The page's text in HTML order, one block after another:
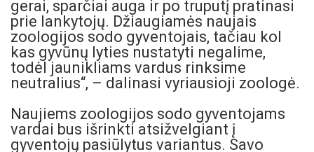
gerai, sparčiai auga ir po truputį pratinasi
prie lankytojų. Džiaugiamės naujais
zoologijos sodo gyventojais, tačiau kol
kas gyvūnų lyties nustatyti negalime,
todėl jaunikliams vardus rinksime
neutralius“, – dalinasi vyriausioji zoologė.
Naujiems zoologijos sodo gyventojams
vardai bus išrinkti atsižvelgiant į
gyventojų pasiūlytus variantus. Savo